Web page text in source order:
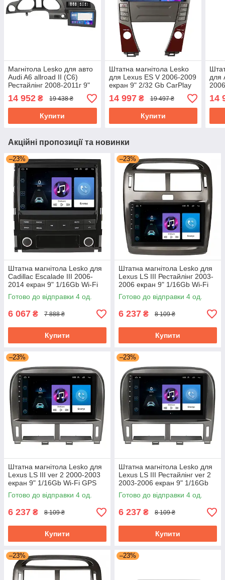
Магнітола Lesko для авто
Audi A6 allroad II (C6)
Рестайлінг 2008-2011г 9"
2/32Gb CarPlay 4G Wi-Fi
GPS Prime
14 952 ₴ 19 438 ₴
Купити
Штатна магнітола Lesko
для Lexus ES V 2006-2009
екран 9" 2/32 Gb CarPlay
4G Wi-Fi GPS Prime
14 997₴ 19 497 ₴
Купити
для
2/
14
Акційні пропозиції та новинки
–23%
Штатна магнітола Lesko для
Cadillac Escalade III 2006-
2014 екран 9" 1/16Gb Wi-Fi
GPS Base Каміллак Ескалейд
Готово до відправки 4 од.
6 067 ₴ 7 888 ₴
Купити
–23%
Штатна магнітола Lesko для
Lexus LS III Рестайлінг 2003-
2006 екран 9" 1/16Gb Wi-Fi
GPS Base
Готово до відправки 4 од.
6 237 ₴ 8 109 ₴
Купити
–23%
Штатна магнітола Lesko для
Lexus LS III ver 2 2000-2003
екран 9" 1/16Gb Wi-Fi GPS
Base
Готово до відправки 4 од.
6 237 ₴ 8 109 ₴
Купити
–23%
Штатна магнітола Lesko для
Lexus LS III Рестайлінг ver 2
2003-2006 екран 9" 1/16Gb
Wi-Fi GPS Base
Готово до відправки 4 од.
6 237 ₴ 8 109 ₴
Купити
–23% –23%